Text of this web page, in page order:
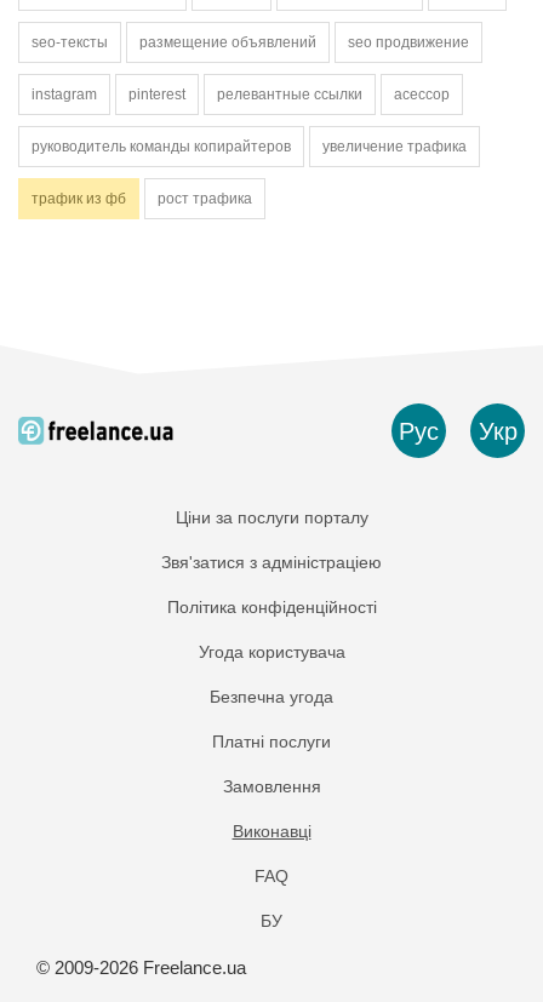
seo-тексты размещение объявлений seo продвижение
instagram pinterest релевантные ссылки асессор
руководитель команды копирайтеров увеличение трафика
трафик из фб рост трафика
Рус Укр
Ціни за послуги порталу
Звя'затися з адміністраціею
Політика конфіденційності
Угода користувача
Безпечна угода
Платнi послуги
Замовлення
Виконавці
FAQ
БУ
© 2009-2026 Freelance.ua